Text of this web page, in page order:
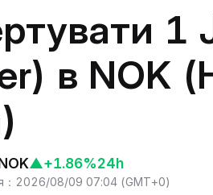
1
в NOK
▲+1.86%24h
： 2026/08/09 07:04 (GMT+0)